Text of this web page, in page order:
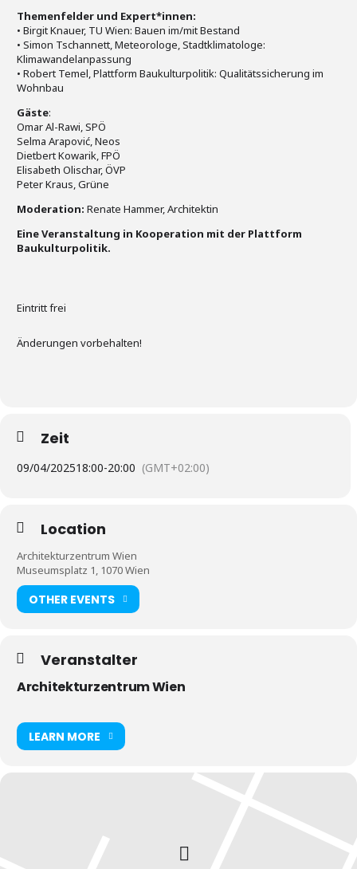
Themenfelder und Expert*innen:
• Birgit Knauer, TU Wien: Bauen im/mit Bestand
• Simon Tschannett, Meteorologe, Stadtklimatologe:
Klimawandelanpassung
• Robert Temel, Plattform Baukulturpolitik: Qualitätssicherung im
Wohnbau
Gäste:
Omar Al-Rawi, SPÖ
Selma Arapović, Neos
Dietbert Kowarik, FPÖ
Elisabeth Olischar, ÖVP
Peter Kraus, Grüne
Moderation: Renate Hammer, Architektin
Eine Veranstaltung in Kooperation mit der Plattform
Baukulturpolitik.
Eintritt frei
Änderungen vorbehalten!
Zeit
09/04/202518:00-20:00 (GMT+02:00)
Location
Architekturzentrum Wien
Museumsplatz 1, 1070 Wien
OTHER EVENTS
Veranstalter
Architekturzentrum Wien
LEARN MORE